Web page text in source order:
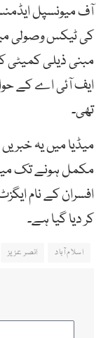
آف میونسپل
کی ٹیکس وصولی
مبنی ذیلی کمیٹی
ایف آئی اے کے
تھی۔
میڈیا میں یہ
مکمل ہونے تک میئر
افسران کے نام
کر دیا گیا ہے۔
اسلام آباد انصر عزیز